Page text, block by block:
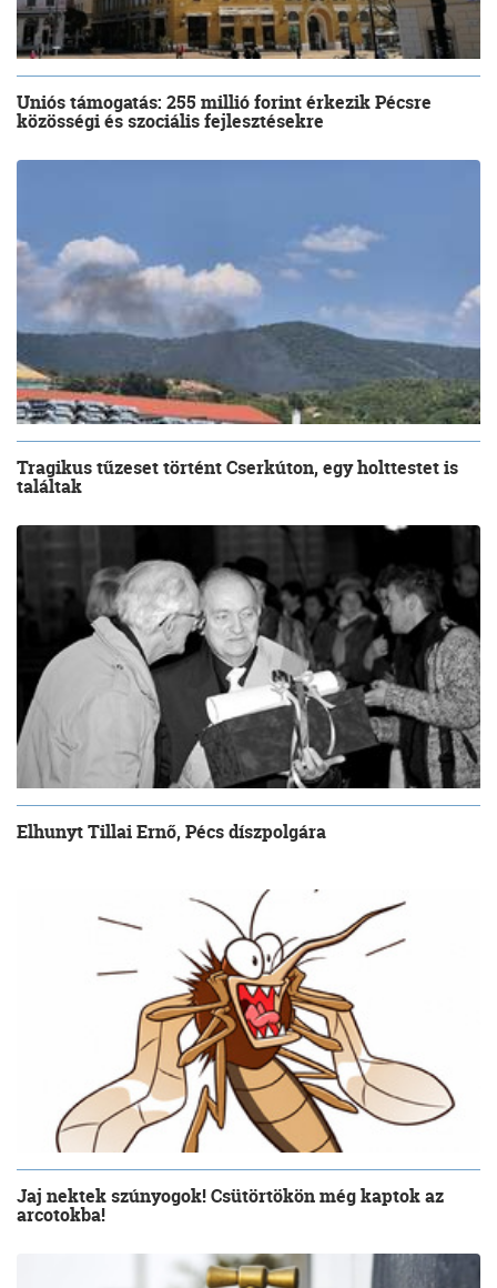
Uniós támogatás: 255 millió forint érkezik Pécsre
közösségi és szociális fejlesztésekre
Tragikus tűzeset történt Cserkúton, egy holttestet is
találtak
Elhunyt Tillai Ernő, Pécs díszpolgára
Jaj nektek szúnyogok! Csütörtökön még kaptok az
arcotokba!